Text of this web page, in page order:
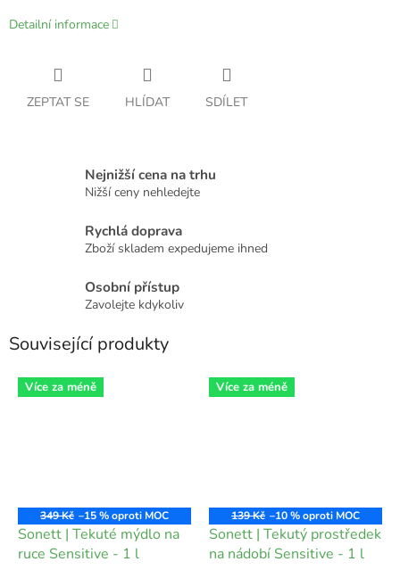
Detailní informace
ZEPTAT SE HLÍDAT SDÍLET
Nejnižší cena na trhu
Nižší ceny nehledejte
Rychlá doprava
Zboží skladem expedujeme ihned
Osobní přístup
Zavolejte kdykoliv
Související produkty
Více za méně
349 Kč –15 %
Sonett | Tekuté mýdlo na
ruce Sensitive - 1 l
Více za méně
139 Kč –10 %
Sonett | Tekutý prostředek
na nádobí Sensitive - 1 l